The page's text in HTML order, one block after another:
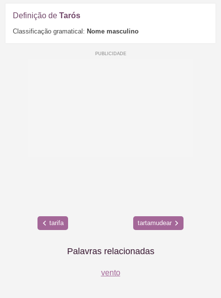
Definição de Tarós
Classificação gramatical: Nome masculino
tarifa tartamudear
Palavras relacionadas
vento